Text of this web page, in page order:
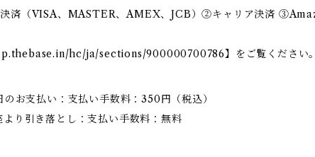
済（VISA、MASTER、AMEX、JCB）②キャリア決済
hc/ja/sections/900000700786】をご覧ください。
お支払い：支払い手数料：350円（税込）
り引き落とし：支払い手数料：無料